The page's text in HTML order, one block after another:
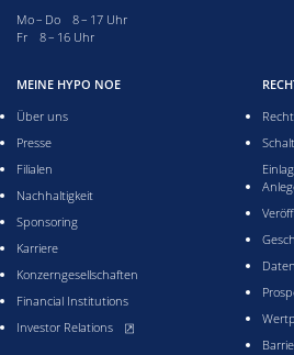
Montag bis Donnerstag acht bis 17 Uhr
Mo – Do 8 – 17 Uhr
Freitag acht bis 16 Uhr
Fr 8 – 16 Uhr
MEINE HYPO NOE
Über uns
Presse
Filialen
Nachhaltigkeit
Sponsoring
Karriere
Konzerngesellschaften
Financial Institutions
Investor Relations, öffnet neues Fenster